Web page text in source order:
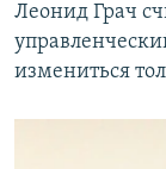
Леонид Грач
измениться